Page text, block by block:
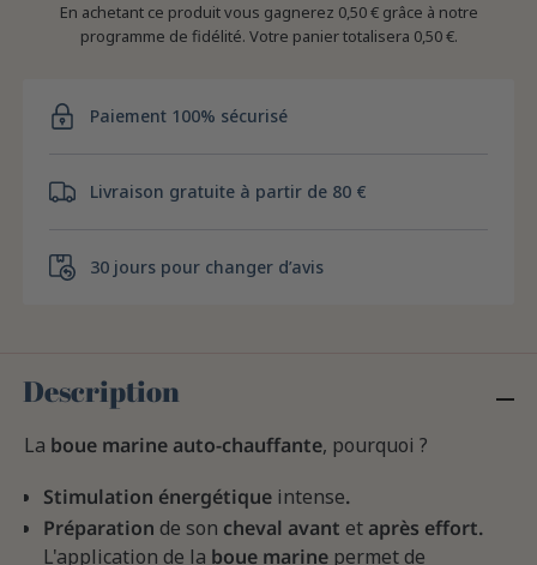
En achetant ce produit vous gagnerez 0,50 €grâce à notre
programme de fidélité. Votre panier totalisera 0,50 €.
Paiement 100% sécurisé
Livraison gratuite à partir de 80 €
30 jours pour changer d’avis
Description
La boue marine auto-chauffante, pourquoi ?
Stimulation énergétique intense.
Préparation de son cheval avant et après effort.
L'application de la boue marine permet de